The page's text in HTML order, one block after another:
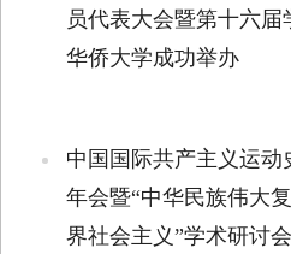
员代表大会暨第十六届
华侨大学成功举办
中国国际共产主义运动
年会暨“中华民族伟大
界社会主义”学术研讨